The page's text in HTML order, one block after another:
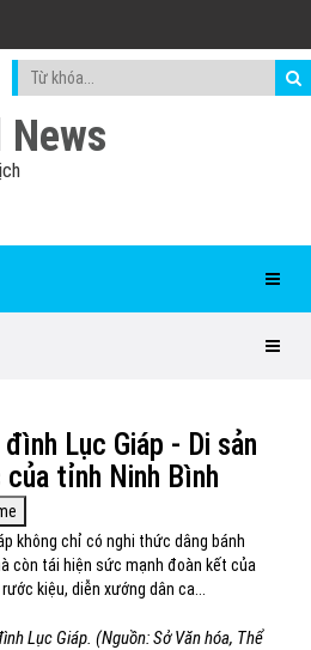
News
Lục Giáp - Di sản
tỉnh Ninh Bình
không chỉ có nghi thức dâng bánh
còn tái hiện sức mạnh đoàn kết của
kiệu, diễn xướng dân ca...
Lục Giáp. (Nguồn: Sở Văn hóa, Thể